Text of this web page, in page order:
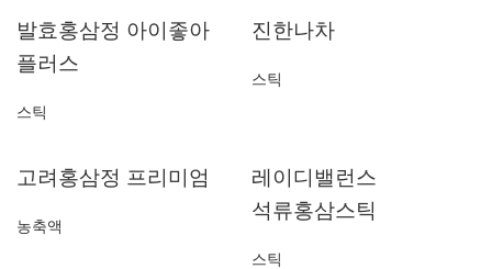
발효홍삼정 아이좋아
플러스
스틱
진한나차
스틱
고려홍삼정 프리미엄
농축액
레이디밸런스
석류홍삼스틱
스틱